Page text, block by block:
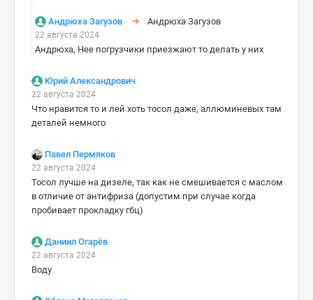
Андрюха Загузов Андрюха Загузов
22 августа 2024
Андрюха, Нее погрузчики приезжают то делать у них
Юрий Александрович
22 августа 2024
Что нравится то и лей хоть тосол даже, аллюминевых там
деталей немного
Павел Пермяков
22 августа 2024
Тосол лучше на дизеле, так как не смешивается с маслом
в отличие от антифриза (допустим при случае когда
пробивает прокладку гбц)
Даниил Огарёв
22 августа 2024
Воду